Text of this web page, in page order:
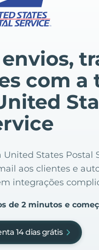
com a
States Postal
aos clientes e
integrações
de 2 minutos e
14 dias grátis